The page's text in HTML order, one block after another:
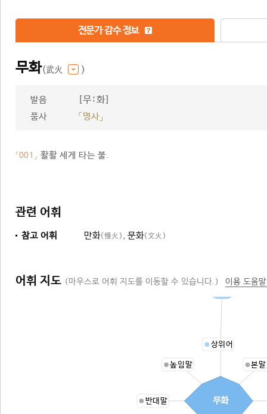
전문가 감수 정보
무화(武火 )
발음 [무ː화]
품사 「명사」
「001」 활활 세게 타는 불.
관련 어휘
참고 어휘 만화(慢火) , 문화(文火)
어휘 지도 (마우스로 어휘 지도를 이동할 수 있습니다.) 이용 도움
상위어
본
반대말
높임말
무화